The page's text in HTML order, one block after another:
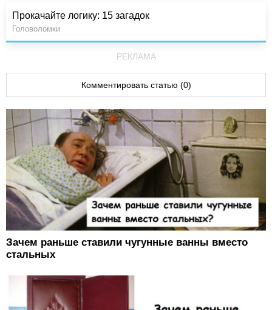
Прокачайте логику: 15 загадок
Головоломки
РЕКЛАМА
Комментировать статью (0)
Зачем раньше ставили чугунные ванны вместо
стальных